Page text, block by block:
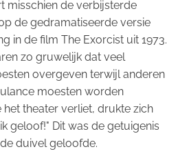
misschien de verbijsterde
de gedramatiseerde versie
in de film The Exorcist uit 1973.
zo gruwelijk dat veel
overgeven terwijl anderen
moesten worden
theater verliet, drukte zich
geloof!" Dit was de getuigenis
duivel geloofde.